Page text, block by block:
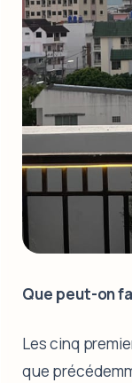
Que peut-on
Les cinq
que